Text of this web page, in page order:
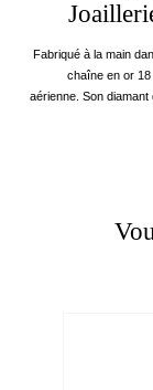
Fabriqué à la main
chaîne en or 18
aérienne. Son diamant